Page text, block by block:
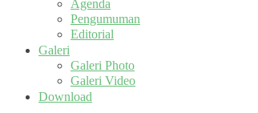
Agenda
Pengumuman
Editorial
Galeri
Galeri Photo
Galeri Video
Download